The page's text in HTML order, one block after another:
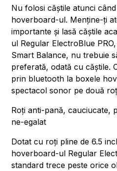
Nu folosi căștile atunci
hoverboard-ul. Menține-ți
importante și lasă căștile
ul Regular ElectroBlue
Smart Balance, nu trebuie
preferată, odată cu căștile.
prin bluetooth la boxele
spectacol sonor pe două
Roți anti-pană, cauciucate,
ne-egalat
Dotat cu roți pline de 6.5
hoverboard-ul Regular
standard trece peste orice